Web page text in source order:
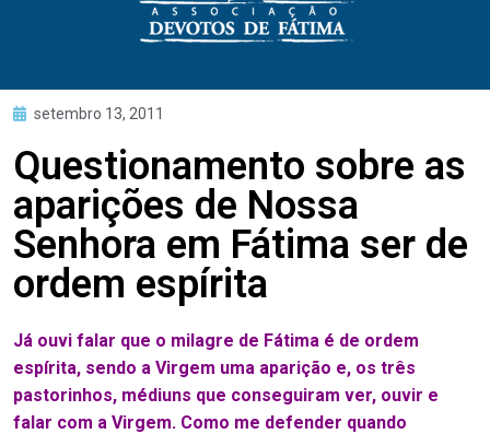
setembro 13, 2011
Questionamento sobre as
aparições de Nossa
Senhora em Fátima ser de
ordem espírita
Já ouvi falar que o milagre de Fátima é de ordem
espírita, sendo a Virgem uma aparição e, os três
pastorinhos, médiuns que conseguiram ver, ouvir e
falar com a Virgem. Como me defender quando